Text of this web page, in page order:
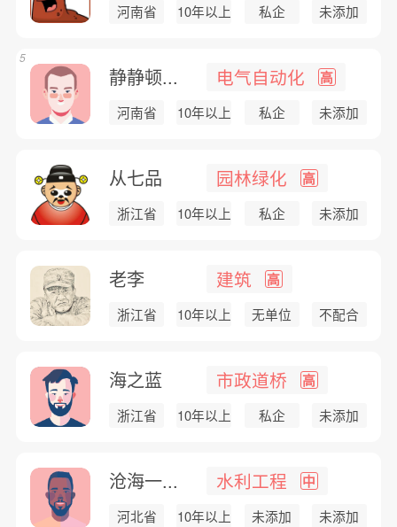
河南省 10年以上 私企 未添加
静静顿... 电气自动化 高
河南省 10年以上 私企 未添加
5
从七品 园林绿化 高
浙江省 10年以上 私企 未添加
老李 建筑 高
浙江省 10年以上 无单位 不配合
海之蓝 市政道桥 高
浙江省 10年以上 私企 未添加
沧海一... 水利工程 中
河北省 10年以上 未添加 未添加